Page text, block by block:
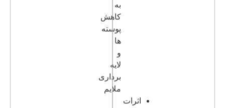
به
کاهش
پوسته
ها
و
لایه
برداری
ملایم
اثرات